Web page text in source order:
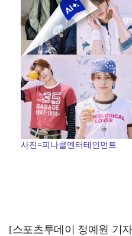
[ST포토] 문정민,
[ST포토] 문정민,
사진=피나클엔터테인먼트
[스포츠투데이 정예원 기